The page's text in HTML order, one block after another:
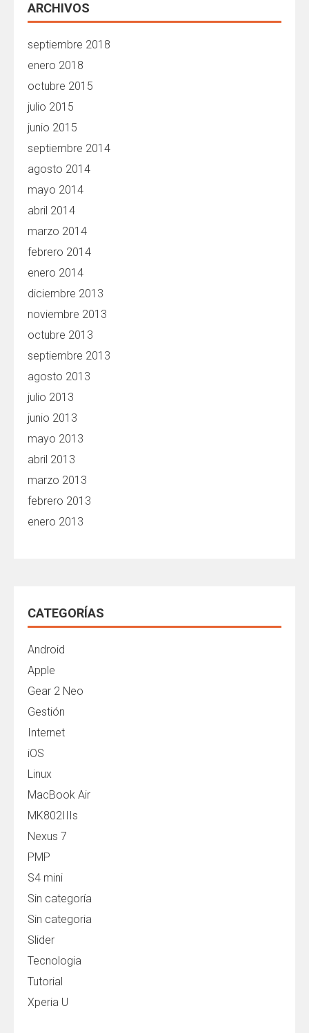
ARCHIVOS
septiembre 2018
enero 2018
octubre 2015
julio 2015
junio 2015
septiembre 2014
agosto 2014
mayo 2014
abril 2014
marzo 2014
febrero 2014
enero 2014
diciembre 2013
noviembre 2013
octubre 2013
septiembre 2013
agosto 2013
julio 2013
junio 2013
mayo 2013
abril 2013
marzo 2013
febrero 2013
enero 2013
CATEGORÍAS
Android
Apple
Gear 2 Neo
Gestión
Internet
iOS
Linux
MacBook Air
MK802IIIs
Nexus 7
PMP
S4 mini
Sin categoría
Sin categoria
Slider
Tecnologia
Tutorial
Xperia U